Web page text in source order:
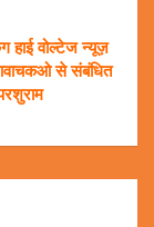
हाई वोल्टेज न्यूज़
से संबंधित